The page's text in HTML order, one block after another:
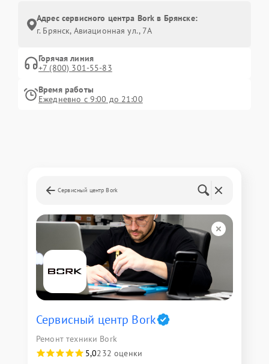
Адрес сервисного центра Bork в Брянске:
г. Брянск, Авиационная ул., 7А
Горячая линия
+7 (800) 301-55-83
Время работы
Ежедневно с 9:00 до 21:00
Сервисный центр Bork
Сервисный центр Bork
Ремонт техники Bork
5,0232 оценки